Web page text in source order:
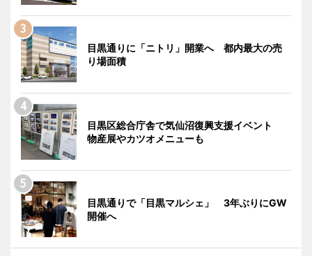
目黒通りに「ニトリ」開業へ 都内最大の売
り場面積
目黒区総合庁舎で気仙沼復興支援イベント
物産展やカツオメニューも
目黒通りで「目黒マルシェ」 3年ぶりにGW
開催へ